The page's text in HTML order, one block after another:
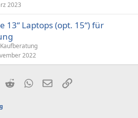
2023
13“ Laptops (opt. 15“) für
2022
RedditWhatsApp
E-MailLink